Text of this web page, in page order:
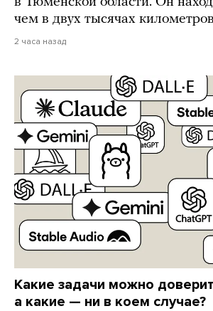
чем в двух тысячах
2 часа назад
Какие задачи можно
а какие — ни в коем случае?